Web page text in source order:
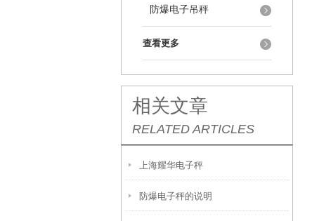
防爆电子吊秤
查看更多
相关文章
RELATED ARTICLES
上海耀华电子秤
防爆电子秤的说明